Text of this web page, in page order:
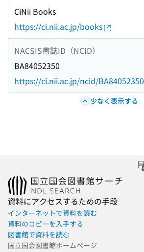
CiNii Books
https://ci.nii.ac.jp/books
NACSIS書誌ID（NCID）
BA84052350
https://ci.nii.ac.jp/ncid/BA84052350
少なく表示する
資料にアクセスするための手段
インターネットで資料を読む
資料のコピーを入手する
図書館で資料を読む
国立国会図書館ホームページ